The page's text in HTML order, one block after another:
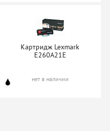
Картридж Lexmark
E260A21E
нет в наличии